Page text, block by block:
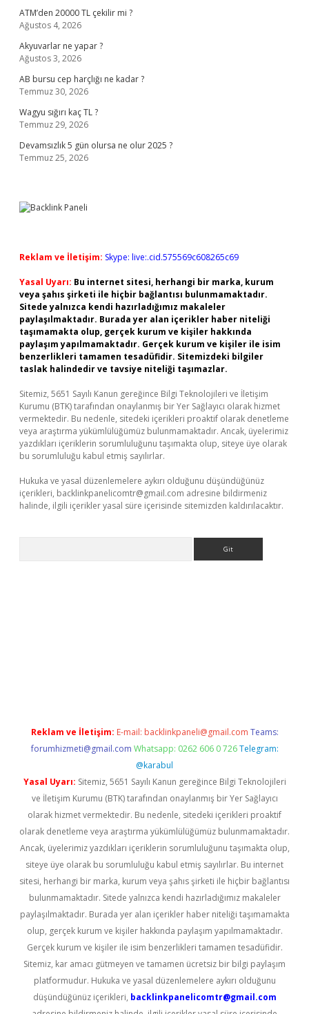
ATM’den 20000 TL çekilir mi ?
Ağustos 4, 2026
Akyuvarlar ne yapar ?
Ağustos 3, 2026
AB bursu cep harçlığı ne kadar ?
Temmuz 30, 2026
Wagyu sığırı kaç TL ?
Temmuz 29, 2026
Devamsızlık 5 gün olursa ne olur 2025 ?
Temmuz 25, 2026
Reklam ve İletişim: Skype: live:.cid.575569c608265c69
Yasal Uyarı: Bu internet sitesi, herhangi bir marka, kurum
veya şahıs şirketi ile hiçbir bağlantısı bulunmamaktadır.
Sitede yalnızca kendi hazırladığımız makaleler
paylaşılmaktadır. Burada yer alan içerikler haber niteliği
taşımamakta olup, gerçek kurum ve kişiler hakkında
paylaşım yapılmamaktadır. Gerçek kurum ve kişiler ile isim
benzerlikleri tamamen tesadüfidir. Sitemizdeki bilgiler
taslak halindedir ve tavsiye niteliği taşımazlar.
Sitemiz, 5651 Sayılı Kanun gereğince Bilgi Teknolojileri ve İletişim
Kurumu (BTK) tarafından onaylanmış bir Yer Sağlayıcı olarak hizmet
vermektedir. Bu nedenle, sitedeki içerikleri proaktif olarak denetleme
veya araştırma yükümlülüğümüz bulunmamaktadır. Ancak, üyelerimiz
yazdıkları içeriklerin sorumluluğunu taşımakta olup, siteye üye olarak
bu sorumluluğu kabul etmiş sayılırlar.
Hukuka ve yasal düzenlemelere aykırı olduğunu düşündüğünüz
içerikleri, backlinkpanelicomtr@gmail.com adresine bildirmeniz
halinde, ilgili içerikler yasal süre içerisinde sitemizden kaldırılacaktır.
Reklam ve İletişim: E-mail: backlinkpaneli@gmail.com Teams:
forumhizmeti@gmail.com Whatsapp: 0262 606 0 726 Telegram:
@karabul
Yasal Uyarı: Sitemiz, 5651 Sayılı Kanun gereğince Bilgi Teknolojileri
ve İletişim Kurumu (BTK) tarafından onaylanmış bir Yer Sağlayıcı
olarak hizmet vermektedir. Bu nedenle, sitedeki içerikleri proaktif
olarak denetleme veya araştırma yükümlülüğümüz bulunmamaktadır.
Ancak, üyelerimiz yazdıkları içeriklerin sorumluluğunu taşımakta olup,
siteye üye olarak bu sorumluluğu kabul etmiş sayılırlar. Bu internet
sitesi, herhangi bir marka, kurum veya şahıs şirketi ile hiçbir bağlantısı
bulunmamaktadır. Sitede yalnızca kendi hazırladığımız makaleler
paylaşılmaktadır. Burada yer alan içerikler haber niteliği taşımamakta
olup, gerçek kurum ve kişiler hakkında paylaşım yapılmamaktadır.
Gerçek kurum ve kişiler ile isim benzerlikleri tamamen tesadüfidir.
Sitemiz, kar amacı gütmeyen ve tamamen ücretsiz bir bilgi paylaşım
platformudur. Hukuka ve yasal düzenlemelere aykırı olduğunu
düşündüğünüz içerikleri, backlinkpanelicomtr@gmail.com